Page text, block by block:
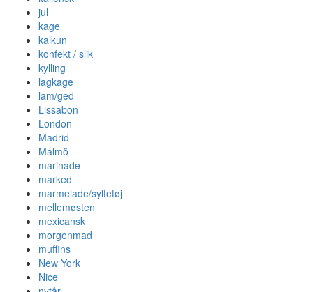
jul
kage
kalkun
konfekt / slik
kylling
lagkage
lam/ged
Lissabon
London
Madrid
Malmö
marinade
marked
marmelade/syltetøj
mellemøsten
mexicansk
morgenmad
muffins
New York
Nice